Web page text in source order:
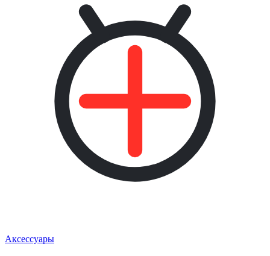
Аксессуары